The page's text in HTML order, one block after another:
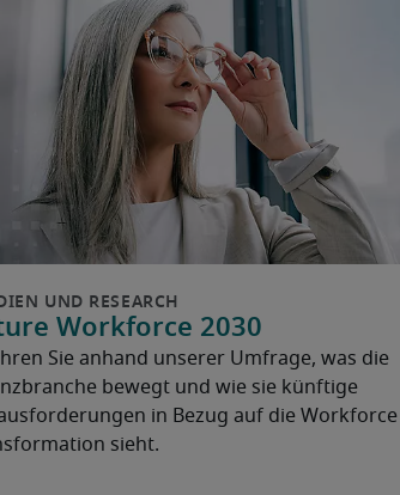
Workforce 2030
Sie anhand unserer Umfrage, was die
bewegt und wie sie künftige
in Bezug auf die Workforce
sieht.